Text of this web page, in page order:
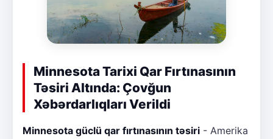
Minnesota Tarixi Qar Fırtınasının
Təsiri Altında: Çovğun
Xəbərdarlıqları Verildi
Minnesota güclü qar fırtınasının təsiri - Amerika